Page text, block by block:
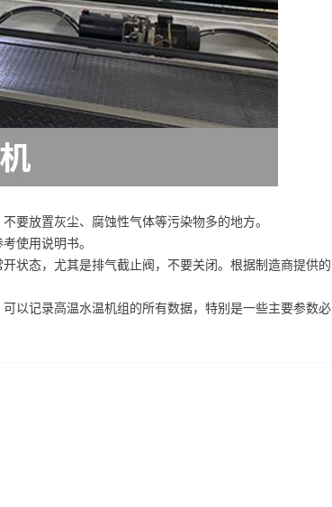
要放置灰尘、腐蚀性气体等污染物多的地方。
使用说明书。
状态，尤其是排气截止阀，不要关闭。根据制造商提供的
以记录高温水温机组的所有数据，特别是一些主要参数必